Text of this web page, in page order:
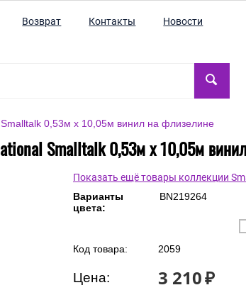
Возврат Контакты Новости
0,53м x 10,05м винил на флизелине
Smalltalk 0,53м x 10,05м
Показать ещё товары коллекции
Варианты
цвета:
BN219264
Код товара: 2059
Цена: 3 210₽